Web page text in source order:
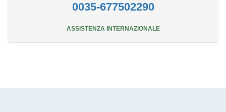
0035-677502290
ASSISTENZA INTERNAZIONALE